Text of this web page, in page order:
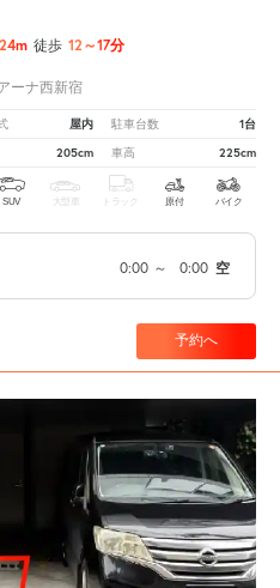
徒歩 12～17分
ーナ西新宿
屋内 駐車台数 1台
205cm 車高 225cm
SUV 大型車 トラック 原付 バイク
0:00 ～ 0:00 空
予約へ